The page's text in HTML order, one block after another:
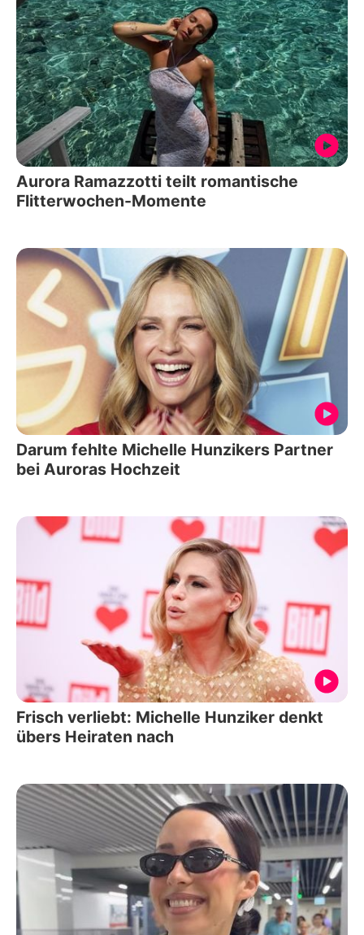
Aurora Ramazzotti teilt romantische
Flitterwochen-Momente
Darum fehlte Michelle Hunzikers Partner
bei Auroras Hochzeit
Frisch verliebt: Michelle Hunziker denkt
übers Heiraten nach